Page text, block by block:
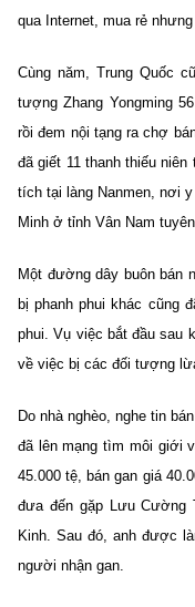
qua Internet, mua rẻ
Cùng năm, Trung Quốc
tượng Zhang Yongming
rồi đem nội tạng ra chợ
đã giết 11 thanh thiếu
tích tại làng Nanmen, nơi
Minh ở tỉnh Vân Nam
Một đường dây buôn bán
bị phanh phui khác cũng
phui. Vụ việc bắt đầu sau
về việc bị các đối tượng
Do nhà nghèo, nghe tin
đã lên mạng tìm môi giới
45.000 tệ, bán gan giá
đưa đến gặp Lưu Cường
Kinh. Sau đó, anh được
người nhận gan.